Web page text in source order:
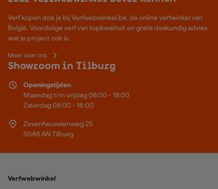
Verf kopen doe je bij Verfwebwinkel.be, dé online verfwinkel van
België. Voordelige verf van topkwaliteit en gratis deskundig advies,
wat je project ook is.
Meer over ons
Showroom in Tilburg
Openingstijden
Maandag t/m vrijdag 08:00 - 18:00
Zaterdag 08:00 - 16:00
Zevenheuvelenweg 25
5048 AN Tilburg
Verfwebwinkel